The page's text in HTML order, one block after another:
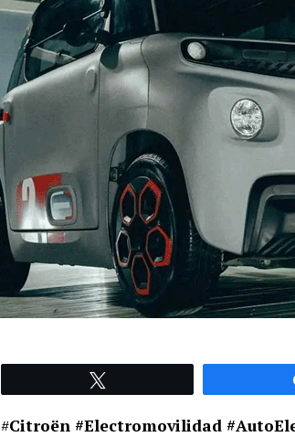
#Citroën #Electromovilidad